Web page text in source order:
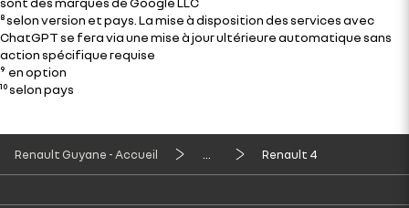
⁸ selon version et pays. La mise à disposition des services avec
ChatGPT se fera via une mise à jour ultérieure automatique sans
action spécifique requise
⁹ en option
¹⁰ selon pays